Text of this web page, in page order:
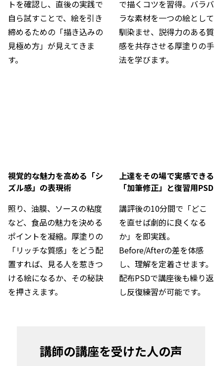
トを確認し、直後の実践で
自ら試すことで、絵を引き
締めるための「描き込みの
見極め方」が見えてきま
す。
で描くコツを習得。バラバ
ラな素材を一つの絵として
馴染ませ、説得力のある質
感を共存させる厚塗りの手
法を学びます。
視覚的な魅力を高める「シ
ズル感」の表現術
照り、油膜、ソースの粘度
など、食品の魅力を決める
ポイントを凝縮。厚塗りの
「リッチな質感」をどう配
置すれば、見る人を惹きつ
ける絵になるか、その秘訣
を押さえます。
上達をその場で実感できる
「加筆修正」と復習用PSD
講評後の10分間で「どこ
を直せば劇的に良くなる
か」を即実践。
Before/Afterの差を体感
し、理解を定着させます。
配布PSDで講座後も繰り返
し反復練習が可能です。
講師の講座を受けた人の声